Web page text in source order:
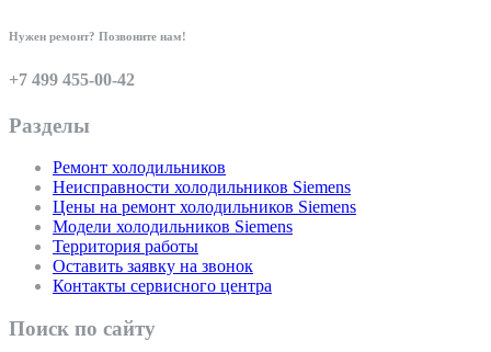
Нужен ремонт? Позвоните нам!
+7 499 455-00-42
Разделы
Ремонт холодильников
Неисправности холодильников Siemens
Цены на ремонт холодильников Siemens
Модели холодильников Siemens
Территория работы
Оставить заявку на звонок
Контакты сервисного центра
Поиск по сайту